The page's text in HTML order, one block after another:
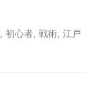
初心者 戦術 江戸